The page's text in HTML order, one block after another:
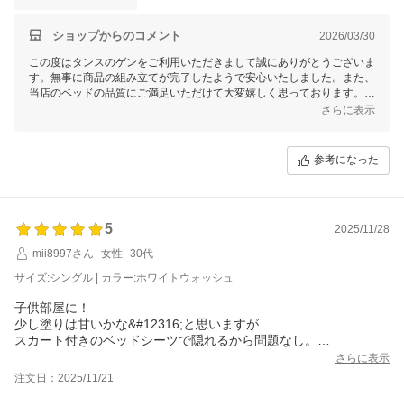
ショップからのコメント 2026/03/30
この度はタンスのゲンをご利用いただきまして誠にありがとうございま
す。無事に商品の組み立てが完了したようで安心いたしました。また、
当店のベッドの品質にご満足いただけて大変嬉しく思っております。ぜ
ひ、末永くご愛用いただけましたら幸いです。今後もお客様にご満足い
さらに表示
参考になった
5
2025/11/28
mii8997さん
女性
30代
サイズ:シングル | カラー:ホワイトウォッシュ
子供部屋に！
少し塗りは甘いかな&#12316;と思いますが
スカート付きのベッドシーツで隠れるから問題なし。
高さを一番低くしようと思います。
良い買い物でした!
さらに表示
注文日：2025/11/21